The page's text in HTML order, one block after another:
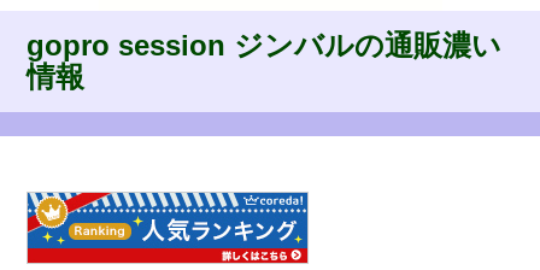
gopro session ジンバルの通販濃い
情報